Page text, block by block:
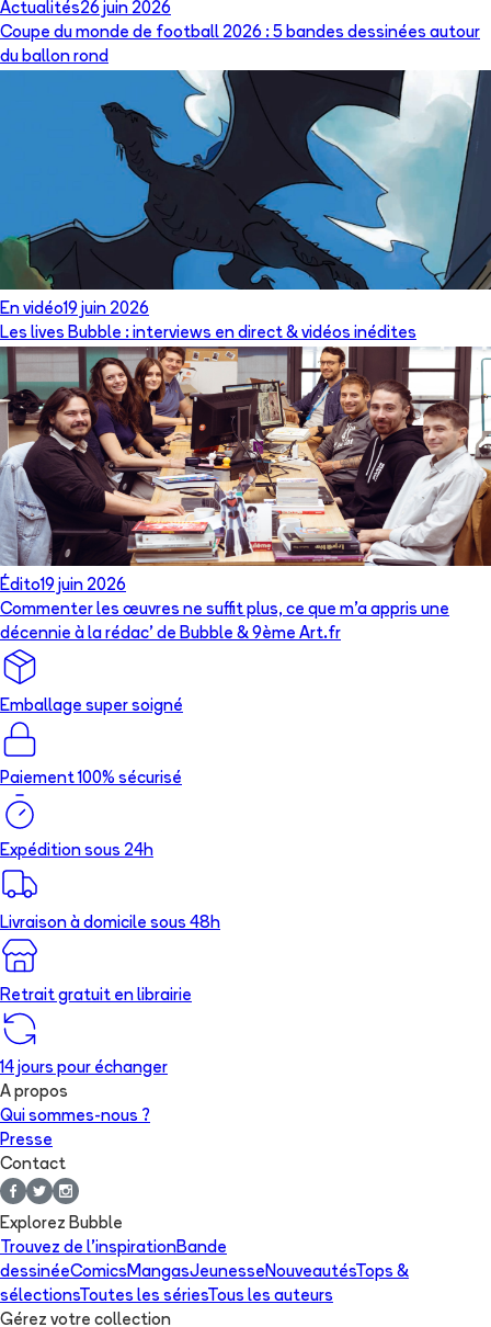
Actualités26 juin 2026
Coupe du monde de football 2026 : 5 bandes dessinées autour
du ballon rond
En vidéo19 juin 2026
Les lives Bubble : interviews en direct & vidéos inédites
Édito19 juin 2026
Commenter les œuvres ne suffit plus, ce que m’a appris une
décennie à la rédac’ de Bubble & 9ème Art.fr
Emballage super soigné
Paiement 100% sécurisé
Expédition sous 24h
Livraison à domicile sous 48h
Retrait gratuit en librairie
14 jours pour échanger
A propos
Qui sommes-nous ?
Presse
Contact
Explorez Bubble
Trouvez de l'inspirationBande
dessinéeComicsMangasJeunesseNouveautésTops &
sélectionsToutes les sériesTous les auteurs
Gérez votre collection